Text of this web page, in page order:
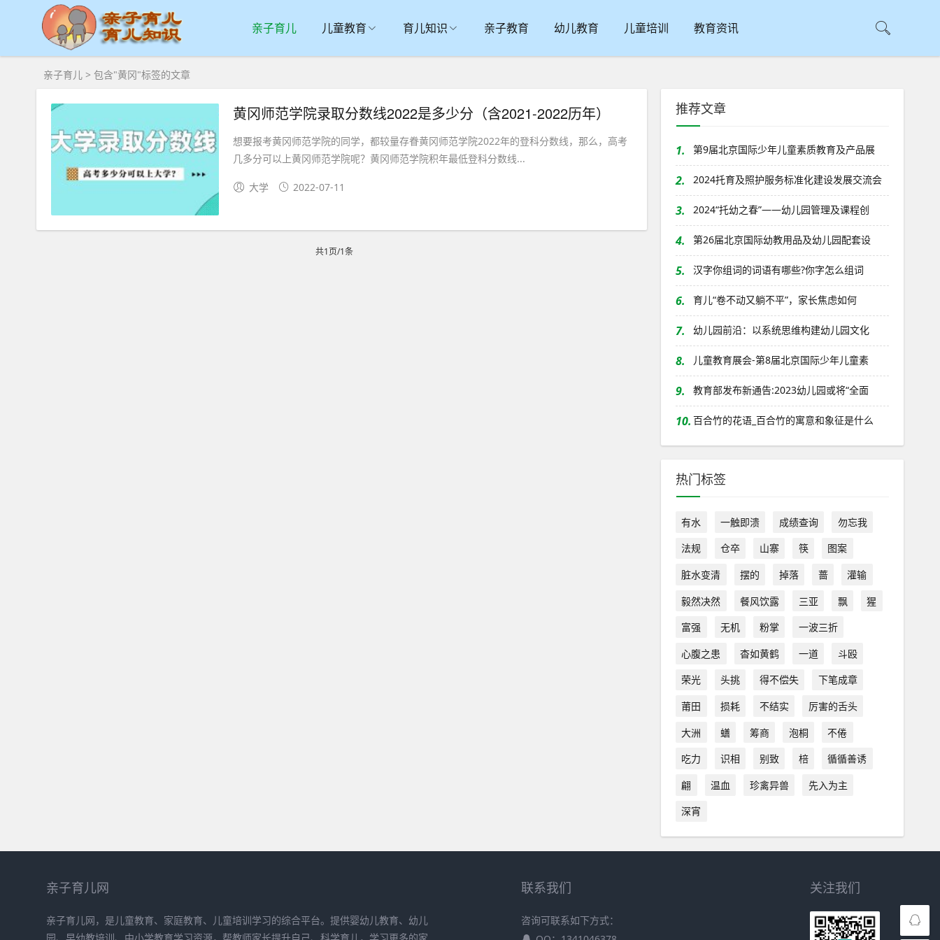
亲子育儿 儿童教育 育儿知识 亲子教育 幼儿教育 儿童培训 教育资讯
亲子育儿 > 包含"黄冈"标签的文章
黄冈师范学院录取分数线2022是多少分（含2021-2022历年）
想要报考黄冈师范学院的同学，都较量存眷黄冈师范学院2022年的登科分数线，那么，高考
几多分可以上黄冈师范学院呢？黄冈师范学院积年最低登科分数线...
大学 2022-07-11
共1页/1条
推荐文章
1. 第9届北京国际少年儿童素质教育及产品展
2. 2024托育及照护服务标准化建设发展交流会
3. 2024“托幼之春”——幼儿园管理及课程创
4. 第26届北京国际幼教用品及幼儿园配套设
5. 汉字你组词的词语有哪些?你字怎么组词
6. 育儿“卷不动又躺不平”，家长焦虑如何
7. 幼儿园前沿：以系统思维构建幼儿园文化
8. 儿童教育展会-第8届北京国际少年儿童素
9. 教育部发布新通告:2023幼儿园或将“全面
10. 百合竹的花语_百合竹的寓意和象征是什么
热门标签
有水 一触即溃 成绩查询
勿忘我
法规
仓卒 山寨 筷
图案
脏水变清
摆的 掉落 蔷
灌输
毅然决然
餐风饮露 三亚 飘
猩
富强
无机 粉掌
一波三折
心腹之患
杳如黄鹤 一道
斗殴
荣光
头挑 得不偿失
下笔成章
莆田
损耗 不结实
厉害的舌头
大洲
蟮 筹商 泡桐
不倦
吃力
识相 别致 棓
循循善诱
翩
温血 珍禽异兽
先入为主
深宵
亲子育儿网
亲子育儿网，是儿童教育、家庭教育、儿童培训学习的综合平台。提供婴幼儿教育、幼儿
联系我们
咨询可联系如下方式：
关注我们